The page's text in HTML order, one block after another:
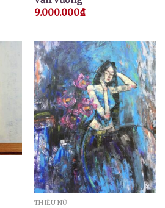
9.000.000₫
THIẾU NỮ